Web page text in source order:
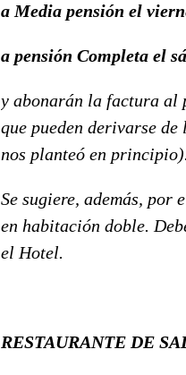
a Media pensión el
a pensión Completa el
y abonarán la factura al
que pueden derivarse
nos planteó en principio).
Se sugiere, además,
en habitación doble.
el Hotel.
RESTAURANTE DE